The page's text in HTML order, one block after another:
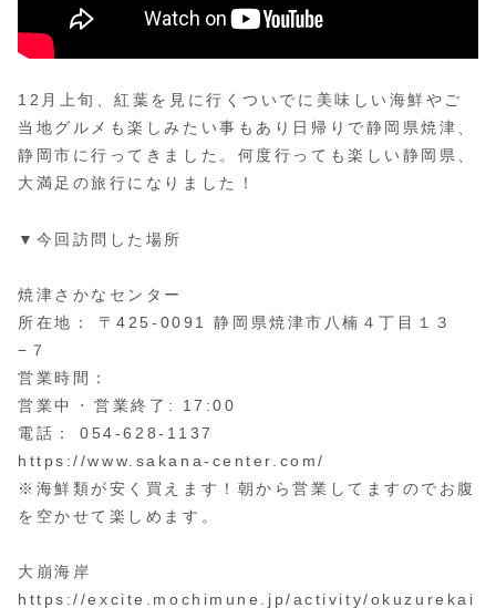
12月上旬、紅葉を見に行くついでに美味しい海鮮やご
当地グルメも楽しみたい事もあり日帰りで静岡県焼津、
静岡市に行ってきました。何度行っても楽しい静岡県、
大満足の旅行になりました！
▼今回訪問した場所
焼津さかなセンター
所在地： 〒425-0091 静岡県焼津市八楠４丁目１３
−７
営業時間：
営業中 ⋅ 営業終了: 17:00
電話： 054-628-1137
https://www.sakana-center.com/
※海鮮類が安く買えます！朝から営業してますのでお腹
を空かせて楽しめます。
大崩海岸
https://excite.mochimune.jp/activity/okuzurekai